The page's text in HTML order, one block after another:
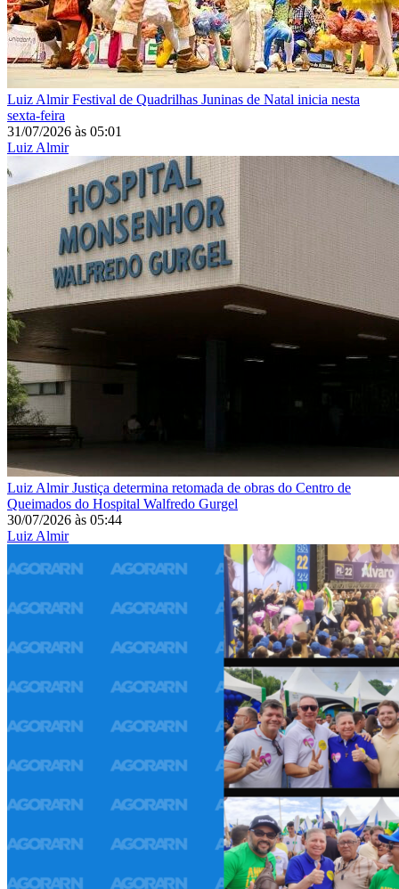
Luiz AlmirFestival de Quadrilhas Juninas de Natal inicia nesta
sexta-feira
31/07/2026 às 05:01
Luiz Almir
Luiz AlmirJustiça determina retomada de obras do Centro de
Queimados do Hospital Walfredo Gurgel
30/07/2026 às 05:44
Luiz Almir